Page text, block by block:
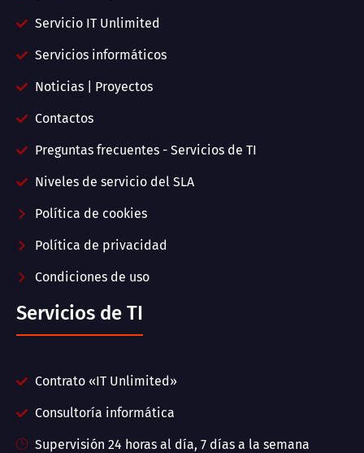
Servicio IT Unlimited
Servicios informáticos
Noticias | Proyectos
Contactos
Preguntas frecuentes - Servicios de TI
Niveles de servicio del SLA
Política de cookies
Política de privacidad
Condiciones de uso
Servicios de TI
Contrato «IT Unlimited»
Consultoría informática
Supervisión 24 horas al día, 7 días a la semana